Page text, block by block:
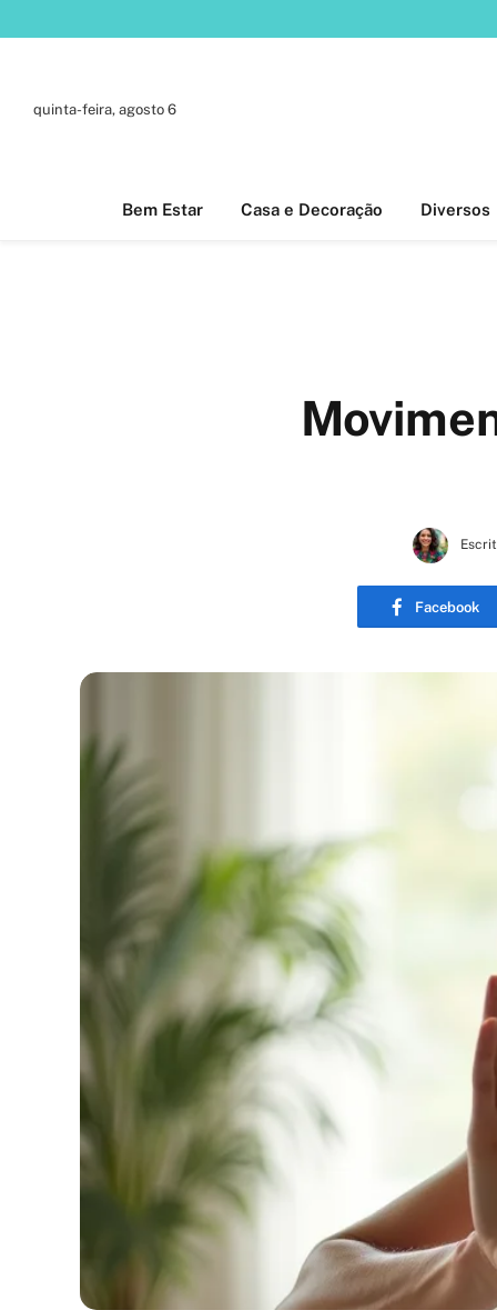
quinta-feira, agosto 6
Bem Estar Casa e Decoração Diversos
Facebook